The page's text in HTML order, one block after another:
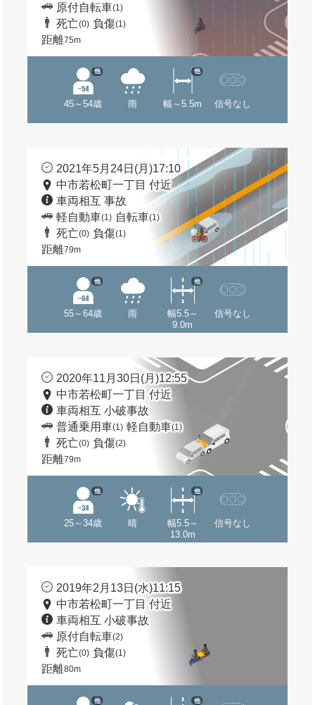
原付自転車(1)
死亡(0) 負傷(1)
距離75m
45～54歳
他
雨 幅～5.5m
他
信号なし
2021年5月24日(月)17:10
中市若松町一丁目 付近
車両相互 事故
軽自動車(1) 自転車(1)
死亡(0) 負傷(1)
距離79m
55～64歳
他
雨
幅5.5～
9.0m
他
信号なし
2020年11月30日(月)12:55
中市若松町一丁目 付近
車両相互 小破事故
普通乗用車(1) 軽自動車(1)
死亡(0) 負傷(2)
距離79m
25～34歳
他
晴
幅5.5～
13.0m
他
信号なし
2019年2月13日(水)11:15
中市若松町一丁目 付近
車両相互 小破事故
原付自転車(2)
死亡(0) 負傷(1)
距離80m
他 他